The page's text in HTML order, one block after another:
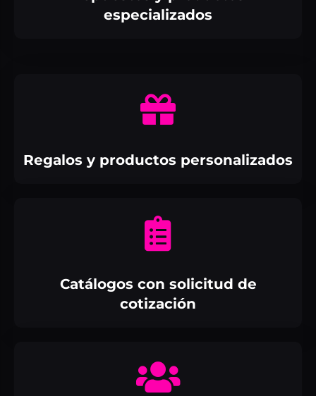
especializados
Regalos y productos personalizados
Catálogos con solicitud de
cotización